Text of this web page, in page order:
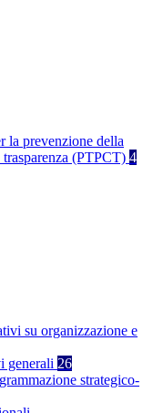
la prevenzione della
(PTPCT) 4
su organizzazione e
generali 26
strategico-